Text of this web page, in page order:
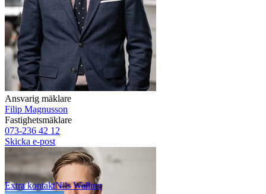
Ansvarig mäklare
Filip Magnusson
Fastighetsmäklare
073-236 42 12
Skicka e-post
Extra kontaktNils Wallner